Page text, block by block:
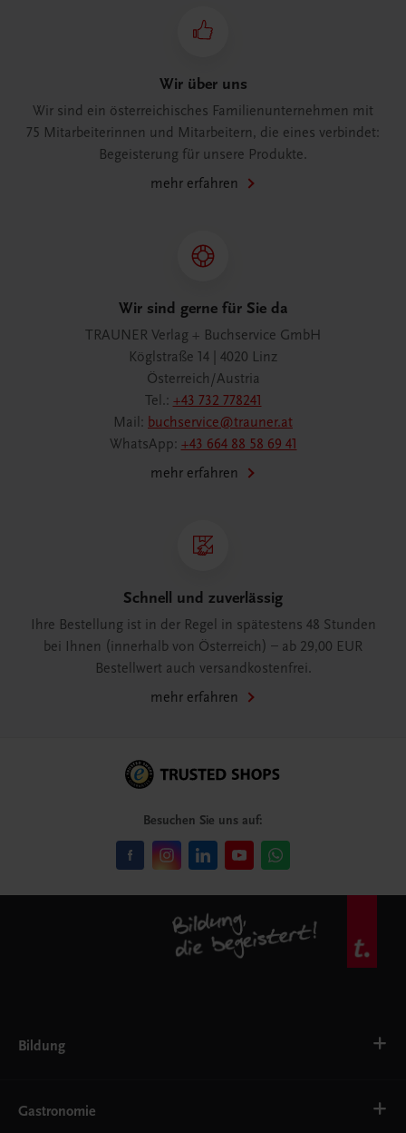
Wir über uns
Wir sind ein österreichisches Familienunternehmen mit
75 Mitarbeiterinnen und Mitarbeitern, die eines verbindet:
Begeisterung für unsere Produkte.
mehr erfahren
Wir sind gerne für Sie da
TRAUNER Verlag + Buchservice GmbH
Köglstraße 14 | 4020 Linz
Österreich/Austria
Tel.: +43 732 778241
Mail: buchservice@trauner.at
WhatsApp: +43 664 88 58 69 41
mehr erfahren
Schnell und zuverlässig
Ihre Bestellung ist in der Regel in spätestens 48 Stunden
bei Ihnen (innerhalb von Österreich) – ab 29,00 EUR
Bestellwert auch versandkostenfrei.
mehr erfahren
Besuchen Sie uns auf:
Bildung
AHS
Gastronomie